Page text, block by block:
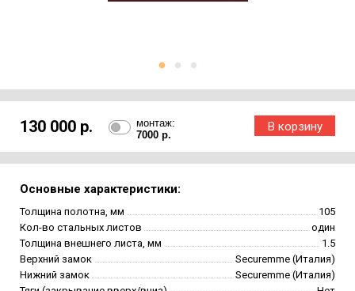
130 000 р.
монтаж:
7000 р.
Основные характеристики:
Толщина полотна, мм
105
Кол-во стальных листов
один
Толщина внешнего листа, мм
1.5
Верхний замок
Securemme (Италия)
Нижний замок
Securemme (Италия)